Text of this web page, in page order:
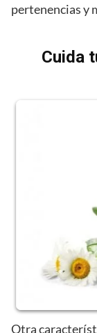
pertenencias y
Cuida
Otra